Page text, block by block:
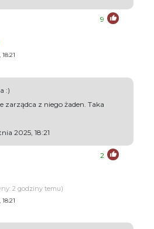
9
:)
zarządca z niego żaden. Taka
2025, 18:21
2
2 godziny temu)